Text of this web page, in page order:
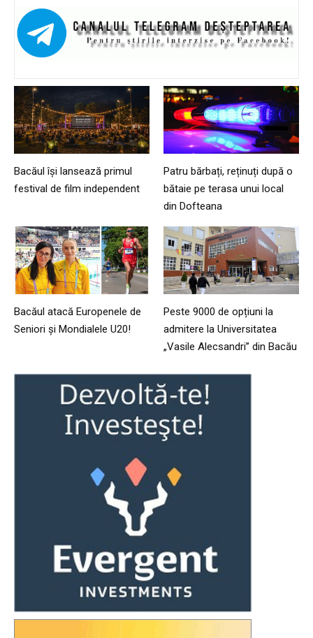
Bacăul își lansează primul
festival de film independent
Patru bărbați, reținuți după o
bătaie pe terasa unui local
din Dofteana
Bacăul atacă Europenele de
Seniori și Mondialele U20!
Peste 9000 de opțiuni la
admitere la Universitatea
„Vasile Alecsandri” din Bacău